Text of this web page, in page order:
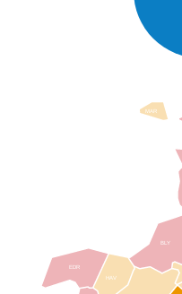
BLY
EDR
HAV
MAR